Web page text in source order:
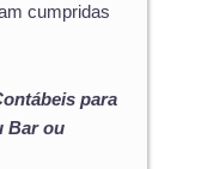
cumpridas
para
Bar ou